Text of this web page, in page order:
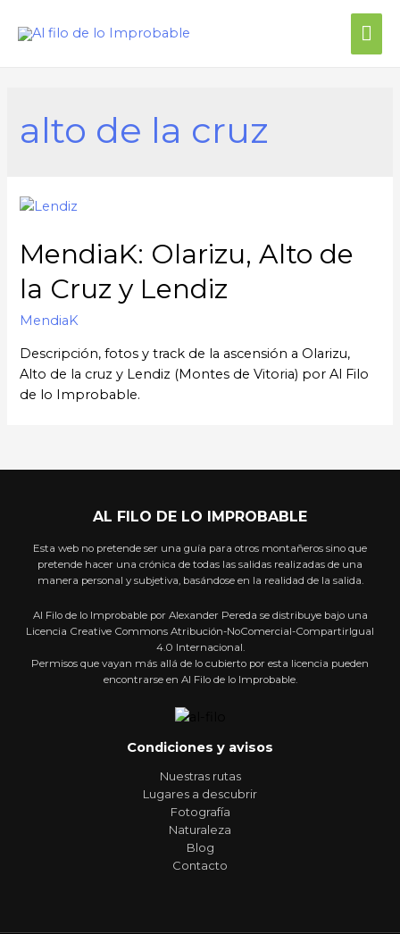
alto de la cruz
MendiaK: Olarizu, Alto de
la Cruz y Lendiz
MendiaK
Descripción, fotos y track de la ascensión a Olarizu,
Alto de la cruz y Lendiz (Montes de Vitoria) por Al Filo
de lo Improbable.
AL FILO DE LO IMPROBABLE
Esta web no pretende ser una guía para otros montañeros sino que
pretende hacer una crónica de todas las salidas realizadas de una
manera personal y subjetiva, basándose en la realidad de la salida.
Al Filo de lo Improbable por Alexander Pereda se distribuye bajo una
Licencia Creative Commons Atribución-NoComercial-CompartirIgual
4.0 Internacional.
Permisos que vayan más allá de lo cubierto por esta licencia pueden
encontrarse en Al Filo de lo Improbable.
Condiciones y avisos
Nuestras rutas
Lugares a descubrir
Fotografía
Naturaleza
Blog
Contacto